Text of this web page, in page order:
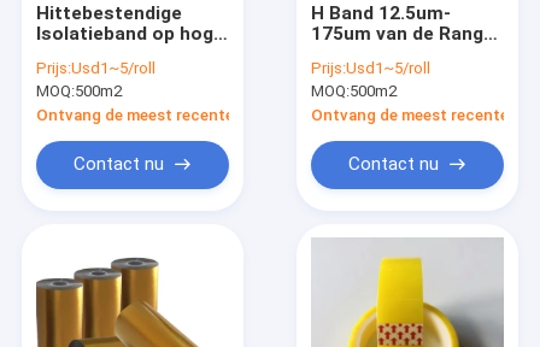
Hittebestendige
Isolatieband op hoge
Prijs:Usd1~5/roll
MOQ:500m2
Ontvang de meest recente Prijs
Contact nu
H Band 12.5um-
175um van de Rang
Isolatie
Prijs:Usd1~5/roll
MOQ:500m2
Ontvang de meest recente
Contact nu